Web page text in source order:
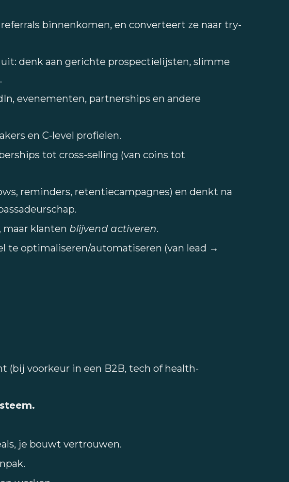
binnenkomen, en converteert ze naar try-
denk aan gerichte prospectielijsten, slimme
evenementen, partnerships en andere
en C-level profielen.
tot cross-selling (van coins tot
reminders, retentiecampagnes) en denkt na
maar klanten blijvend activeren.
te optimaliseren/automatiseren (van lead →
(bij voorkeur in een B2B, tech of health-
je bouwt vertrouwen.